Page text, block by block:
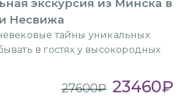
экскурсия из Минска в
Несвижа
тайны уникальных
в гостях у высокородных
27600₽ 23460₽